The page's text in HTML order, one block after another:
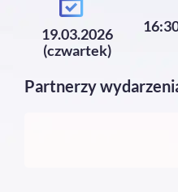
19.03.2026
(czwartek)
Partnerzy